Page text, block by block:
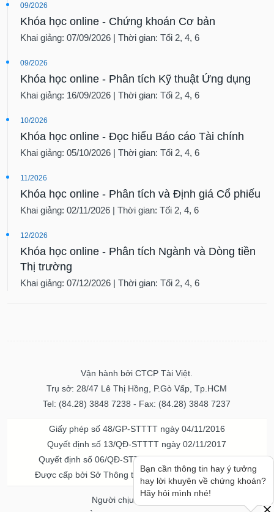
09/2026
Khóa học online - Chứng khoán Cơ bản
Khai giảng: 07/09/2026 | Thời gian: Tối 2, 4, 6
09/2026
Khóa học online - Phân tích Kỹ thuật Ứng dụng
Khai giảng: 16/09/2026 | Thời gian: Tối 2, 4, 6
10/2026
Khóa học online - Đọc hiểu Báo cáo Tài chính
Khai giảng: 05/10/2026 | Thời gian: Tối 2, 4, 6
11/2026
Khóa học online - Phân tích và Định giá Cổ phiếu
Khai giảng: 02/11/2026 | Thời gian: Tối 2, 4, 6
12/2026
Khóa học online - Phân tích Ngành và Dòng tiền
Thị trường
Khai giảng: 07/12/2026 | Thời gian: Tối 2, 4, 6
Vận hành bởi CTCP Tài Việt.
Trụ sở: 28/47 Lê Thị Hồng, P.Gò Vấp, Tp.HCM
Tel: (84.28) 3848 7238 - Fax: (84.28) 3848 7237
Giấy phép số 48/GP-STTTT ngày 04/11/2016
Quyết định số 13/QĐ-STTTT ngày 02/11/2017
Quyết định số 06/QĐ-STTTT-ICP ngày 20/07/2023
Được cấp bởi Sở Thông tin và Truyền thông TPHCM
Người chịu trách nhiệm
Bạn cần thông tin hay ý tưởng
hay lời khuyên về chứng khoán?
Hãy hỏi mình nhé!